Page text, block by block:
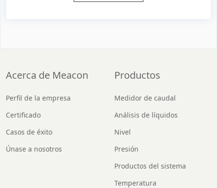
Acerca de Meacon
Perfil de la empresa
Certificado
Casos de éxito
Únase a nosotros
Productos
Medidor de caudal
Análisis de líquidos
Nivel
Presión
Productos del sistema
Temperatura